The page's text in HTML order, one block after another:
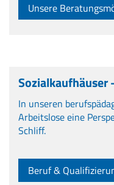
Unsere
Sozialkaufhäuser
In unseren
Arbeitslose eine
Schliff.
Beruf &